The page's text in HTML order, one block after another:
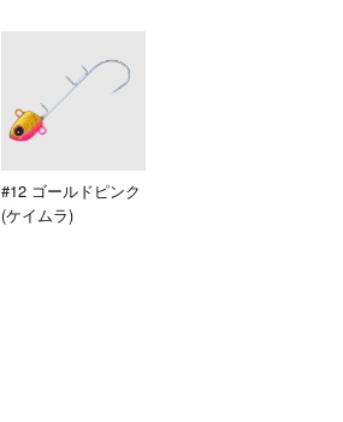
#12 ゴールドピンク
(ケイムラ)